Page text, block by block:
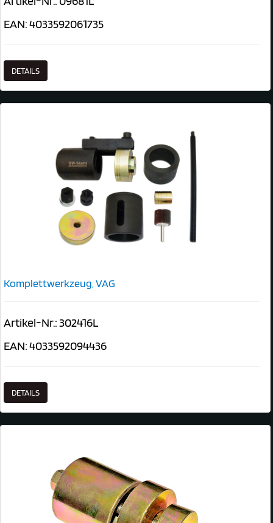
EAN: 4033592061735
DETAILS
Komplettwerkzeug, VAG
Artikel-Nr.: 302416L
EAN: 4033592094436
DETAILS